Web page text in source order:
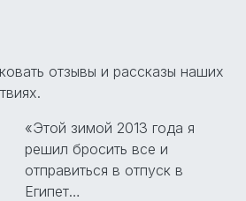
отзывы и рассказы наших
«Этой зимой 2013 года я
решил бросить все и
отправиться в отпуск в
Египет…